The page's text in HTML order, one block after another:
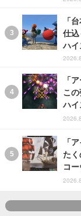
「
仕込
ハ
「
こ
ハイ
「
た
コー